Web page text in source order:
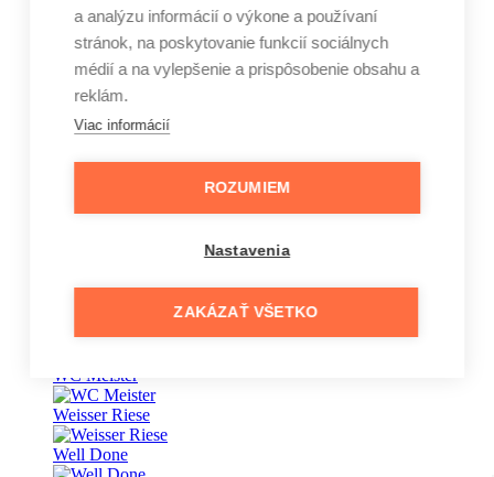
a analýzu informácií o výkone a používaní
stránok, na poskytovanie funkcií sociálnych
médií a na vylepšenie a prispôsobenie obsahu a
reklám.
Viac informácií
ROZUMIEM
Nastavenia
ZAKÁZAŤ VŠETKO
Vape
Veet
Vernel
Wansou
wave
WC Meister
Weisser Riese
Well Done